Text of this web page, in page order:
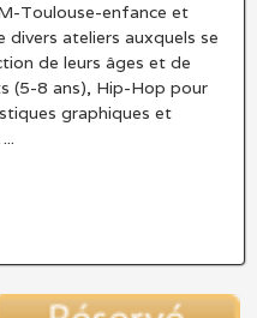
Toulouse-enfance et
ateliers auxquels se
de leurs âges et de
(5-8 ans), Hip-Hop pour
graphiques et